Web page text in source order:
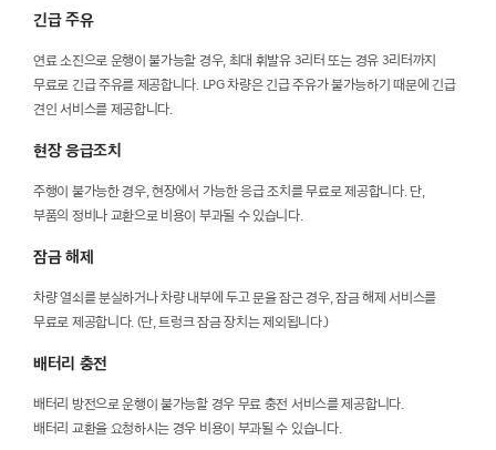
긴급 주유
연료 소진으로 운행이 불가능할 경우, 최대 휘발유 3리터 또는 경유 3리터까지
무료로 긴급 주유를 제공합니다. LPG 차량은 긴급 주유가 불가능하기 때문에 긴급
견인 서비스를 제공합니다.
현장 응급조치
주행이 불가능한 경우, 현장에서 가능한 응급 조치를 무료로 제공합니다. 단,
부품의 정비나 교환으로 비용이 부과될 수 있습니다.
잠금 해제
차량 열쇠를 분실하거나 차량 내부에 두고 문을 잠근 경우, 잠금 해제 서비스를
무료로 제공합니다. (단, 트렁크 잠금 장치는 제외됩니다.)
배터리 충전
배터리 방전으로 운행이 불가능할 경우 무료 충전 서비스를 제공합니다.
배터리 교환을 요청하시는 경우 비용이 부과될 수 있습니다.